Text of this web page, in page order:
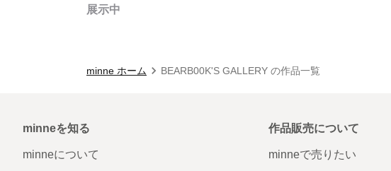
展示中
minne ホーム BEARB00K'S GALLERY の作品一覧
minneを知る
minneについて
作品販売について
minneで売りたい